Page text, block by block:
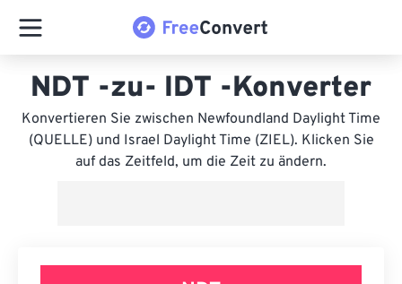
NDT -zu- IDT -Konverter
Konvertieren Sie zwischen Newfoundland Daylight Time
(QUELLE) und Israel Daylight Time (ZIEL). Klicken Sie
auf das Zeitfeld, um die Zeit zu ändern.